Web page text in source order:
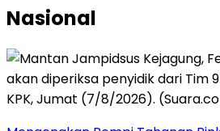
Nasional